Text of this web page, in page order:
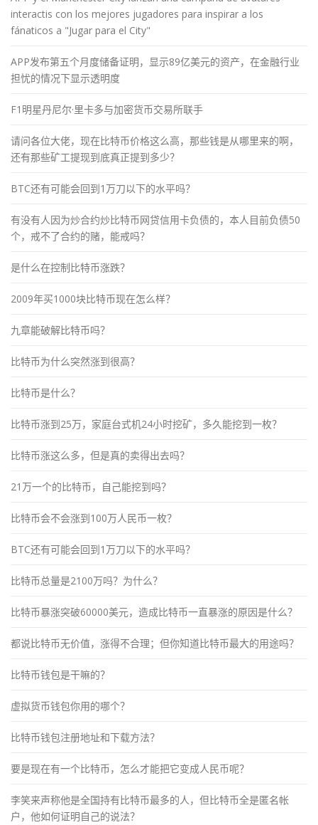
interactis con los mejores jugadores para inspirar a los
fánaticos a "Jugar para el City"
APP发布第五个月度储备证明，显示89亿美元的资产，在金融行业
担忧的情况下显示透明度
F1明星丹尼尔·里卡多与加密货币交易所联手
请问各位大佬，现在比特币价格这么高，那些钱是从哪里来的啊，
还有那些矿工提现到底真正提到多少？
BTC还有可能会回到1万刀以下的水平吗？
有没有人因为炒合约炒比特币网贷信用卡负债的，本人目前负债50
个，戒不了合约的赌，能戒吗？
是什么在控制比特币涨跌？
2009年买1000块比特币现在怎么样？
九章能破解比特币吗？
比特币为什么突然涨到很高？
比特币是什么？
比特币涨到25万，家庭台式机24小时挖矿，多久能挖到一枚？
比特币涨这么多，但是真的卖得出去吗？
21万一个的比特币，自己能挖到吗？
比特币会不会涨到100万人民币一枚？
BTC还有可能会回到1万刀以下的水平吗？
比特币总量是2100万吗？为什么？
比特币暴涨突破60000美元，造成比特币一直暴涨的原因是什么？
都说比特币无价值，涨得不合理；但你知道比特币最大的用途吗？
比特币钱包是干嘛的？
虚拟货币钱包你用的哪个？
比特币钱包注册地址和下载方法？
要是现在有一个比特币，怎么才能把它变成人民币呢？
李笑来声称他是全国持有比特币最多的人，但比特币全是匿名帐
户，他如何证明自己的说法？